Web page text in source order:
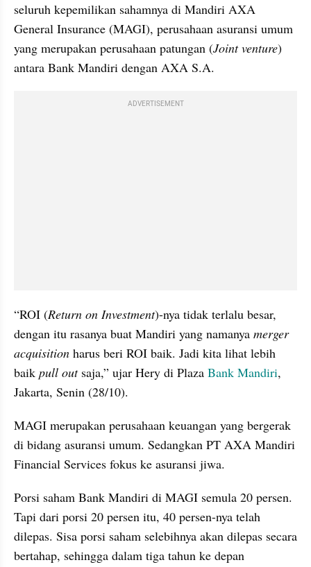
seluruh kepemilikan sahamnya di Mandiri AXA
General Insurance (MAGI), perusahaan asuransi umum
yang merupakan perusahaan patungan (Joint venture)
antara Bank Mandiri dengan AXA S.A.
ADVERTISEMENT
“ROI (Return on Investment)-nya tidak terlalu besar,
dengan itu rasanya buat Mandiri yang namanya merger
acquisition harus beri ROI baik. Jadi kita lihat lebih
baik pull out saja,” ujar Hery di Plaza Bank Mandiri,
Jakarta, Senin (28/10).
MAGI merupakan perusahaan keuangan yang bergerak
di bidang asuransi umum. Sedangkan PT AXA Mandiri
Financial Services fokus ke asuransi jiwa.
Porsi saham Bank Mandiri di MAGI semula 20 persen.
Tapi dari porsi 20 persen itu, 40 persen-nya telah
dilepas. Sisa porsi saham selebihnya akan dilepas secara
bertahap, sehingga dalam tiga tahun ke depan